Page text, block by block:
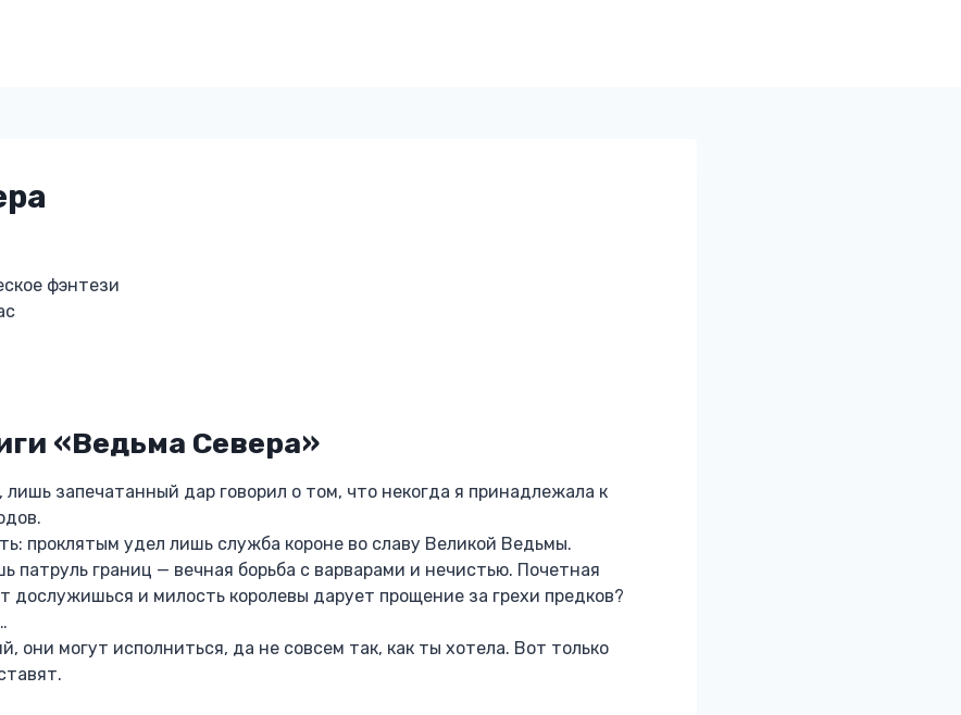
фэнтези
«Ведьма Севера»
лишь запечатанный дар говорил о том, что некогда я принадлежала к
проклятым удел лишь служба короне во славу Великой Ведьмы.
патруль границ — вечная борьба с варварами и нечистью. Почетная
дослужишься и милость королевы дарует прощение за грехи предков?
они могут исполниться, да не совсем так, как ты хотела. Вот только